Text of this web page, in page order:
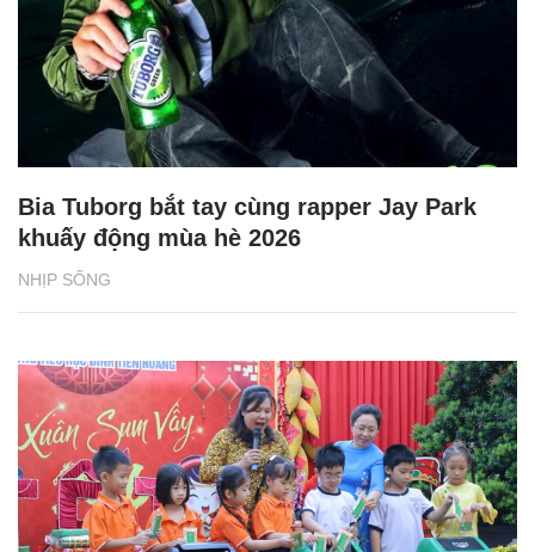
NHỊP SỐNG
Bia Tuborg bắt tay cùng rapper Jay Park
khuấy động mùa hè 2026